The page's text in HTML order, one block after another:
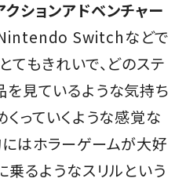
クションアドベンチャー
Switchなどで
てもきれいで、どのステ
見ているような気持ち
くっていくような感覚な
はホラーゲームが大好
乗るようなスリルという